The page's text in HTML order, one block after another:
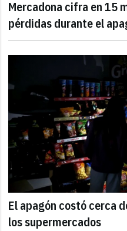
Mercadona cifra en 15
pérdidas durante el
El apagón costó cerca
los supermercados